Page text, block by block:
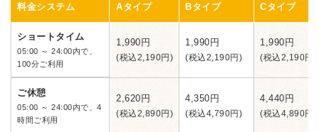
料金システム Aタイプ Bタイプ Cタイプ
ショートタイム
05:00 ～ 24:00内で、
100分ご利用
1,990円
(税込2,190円)
1,990円
(税込2,190円)
1,990円
(税込2,190円)
ご休憩
05:00 ～ 24:00内で、4
時間ご利用
2,620円
(税込2,890円)
4,350円
(税込4,790円)
4,440円
(税込4,890円)